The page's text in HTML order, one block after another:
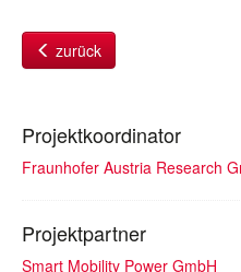
zurück
Projektkoordinator
Fraunhofer Austria Research
Projektpartner
Smart Mobility Power GmbH